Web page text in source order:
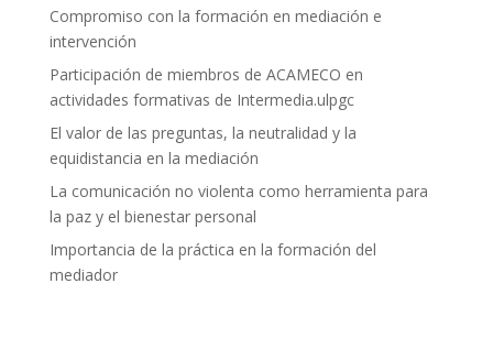
Compromiso con la formación en mediación e
intervención
Participación de miembros de ACAMECO en
actividades formativas de Intermedia.ulpgc
El valor de las preguntas, la neutralidad y la
equidistancia en la mediación
La comunicación no violenta como herramienta para
la paz y el bienestar personal
Importancia de la práctica en la formación del
mediador